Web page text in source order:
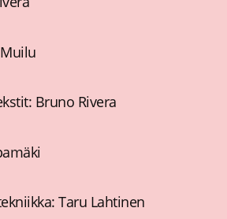
Bruno Rivera
Taru Lahtinen